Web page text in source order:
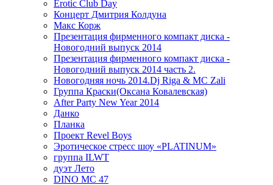
Erotic Club Day
Концерт Дмитрия Колдуна
Макс Корж
Презентация фирменного компакт диска -
Новогодний выпуск 2014
Презентация фирменного компакт диска -
Новогодний выпуск 2014 часть 2.
Новогодняя ночь 2014.Dj Riga & MC Zali
Группа Краски(Оксана Ковалевская)
After Party New Year 2014
Данко
Планка
Проект Revel Boys
Эротическое стресс шоу «PLATINUM»
группа ILWT
дуэт Лето
DINO MC 47